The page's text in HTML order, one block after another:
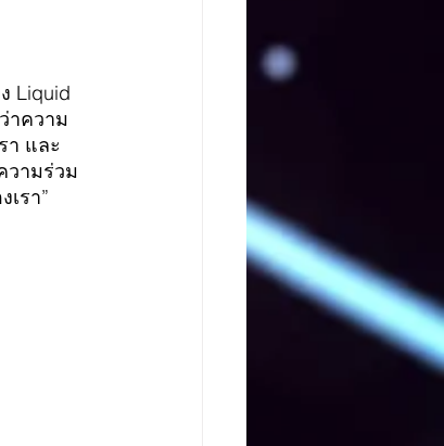
Liquid
าความ
า และ
วามร่วม
รา”